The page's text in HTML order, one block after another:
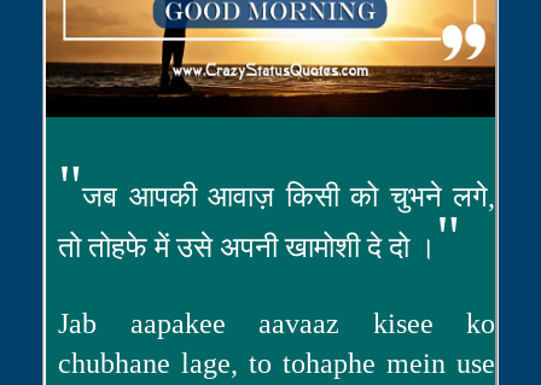
"जब आपकी आवाज़ किसी को चुभने लगे,
तो तोहफे में उसे अपनी खामोशी दे दो । "
Jab aapakee aavaaz kisee ko
chubhane lage, to tohaphe mein use